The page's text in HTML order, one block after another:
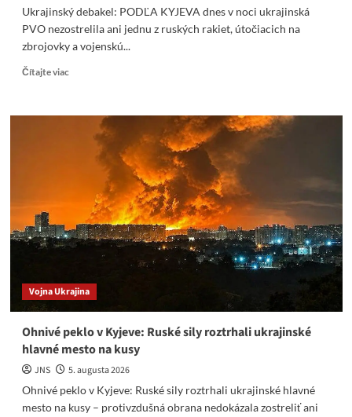
Ukrajinský debakel: PODĽA KYJEVA dnes v noci ukrajinská
PVO nezostrelila ani jednu z ruských rakiet, útočiacich na
zbrojovky a vojenskú...
Čítajte viacRead
Ukrajinský
debakel:
nezostrelila
jednu
ruskú
raketu
Vojna Ukrajina
Ohnivé peklo v Kyjeve: Ruské sily roztrhali ukrajinské
hlavné mesto na kusy
JNS
5. augusta 2026
Ohnivé peklo v Kyjeve: Ruské sily roztrhali ukrajinské hlavné
mesto na kusy – protivzdušná obrana nedokázala zostreliť ani